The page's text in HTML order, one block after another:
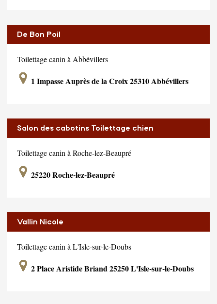
De Bon Poil
Toilettage canin à Abbévillers
1 Impasse Auprès de la Croix 25310 Abbévillers
Salon des cabotins Toilettage chien
Toilettage canin à Roche-lez-Beaupré
25220 Roche-lez-Beaupré
Vallin Nicole
Toilettage canin à L'Isle-sur-le-Doubs
2 Place Aristide Briand 25250 L'Isle-sur-le-Doubs